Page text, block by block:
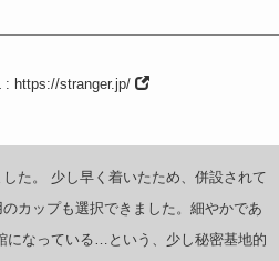
: https://stranger.jp/
た。 少し早く着いたため、併設されて
カップも選択できました。細やかであ
になっている…という、少し秘密基地的